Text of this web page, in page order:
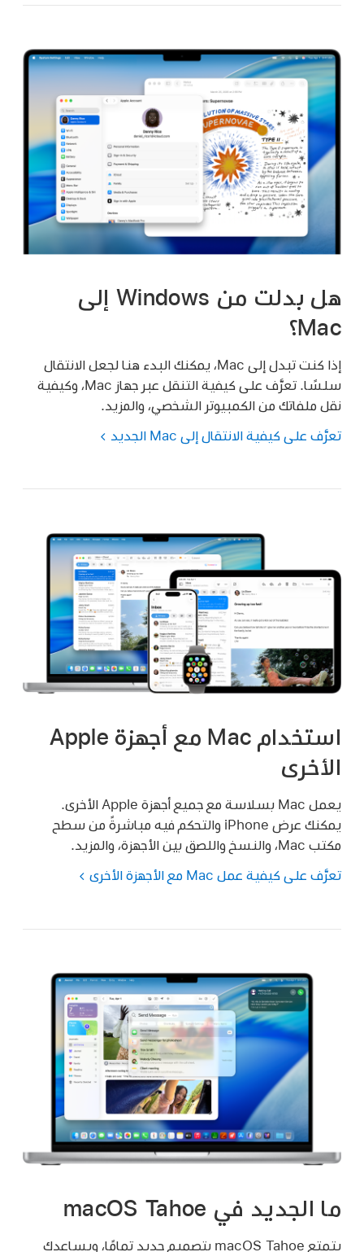
هل بدلت من Windows إلى
Mac؟
إذا كنت تبدل إلى Mac، يمكنك البدء هنا لجعل الانتقال
سلسًا. تعرَّف على كيفية التنقل عبر جهاز Mac، وكيفية
نقل ملفاتك من الكمبيوتر الشخصي، والمزيد.
تعرَّف على كيفية الانتقال إلى Mac الجديد
استخدام Mac مع أجهزة Apple
الأخرى
يعمل Mac بسلاسة مع جميع أجهزة Apple الأخرى.
يمكنك عرض iPhone والتحكم فيه مباشرةً من سطح
مكتب Mac، والنسخ واللصق بين الأجهزة، والمزيد.
تعرَّف على كيفية عمل Mac مع الأجهزة الأخرى
ما الجديد في macOS Tahoe
يتمتع macOS Tahoe بتصميم جديد تمامًا، ويساعدك